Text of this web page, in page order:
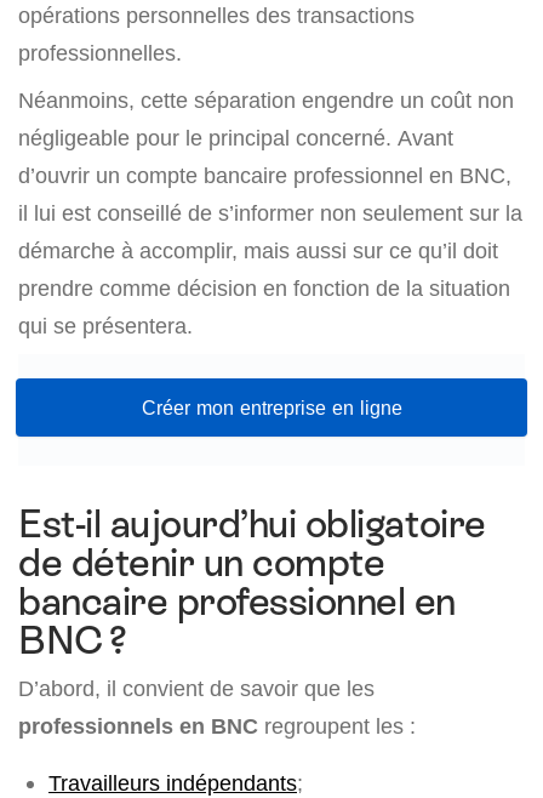
opérations personnelles des transactions
professionnelles.
Néanmoins, cette séparation engendre un coût non
négligeable pour le principal concerné. Avant
d’ouvrir un compte bancaire professionnel en BNC,
il lui est conseillé de s’informer non seulement sur la
démarche à accomplir, mais aussi sur ce qu’il doit
prendre comme décision en fonction de la situation
qui se présentera.
Créer mon entreprise en ligne
Est-il aujourd’hui obligatoire
de détenir un compte
bancaire professionnel en
BNC ?
D’abord, il convient de savoir que les
professionnels en BNC regroupent les :
Travailleurs indépendants;